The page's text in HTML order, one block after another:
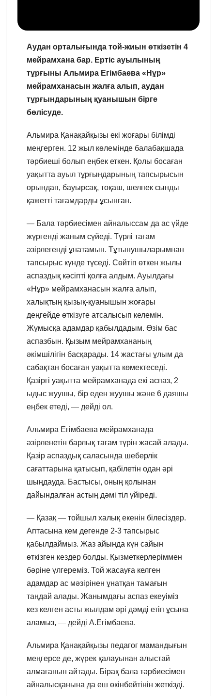
Аудан орталығында той-жиын өткізетін 4
мейрамхана бар. Ертіс ауылының
тұрғыны Альмира Егімбаева «Нұр»
мейрамханасын жалға алып, аудан
тұрғындарының қуанышын бірге
бөлісуде.
Альмира Қанақайқызы екі жоғары білімді
меңгерген. 12 жыл көлемінде балабақшада
тәрбиеші болып еңбек еткен. Қолы босаған
уақытта ауыл тұрғындарының тапсырысын
орындап, бауырсақ, тоқаш, шелпек сынды
қажетті тағамдарды ұсынған.
— Бала тәрбиесімен айналыссам да ас үйде
жүргенді жаным сүйеді. Түрлі тағам
әзірлегенді ұнатамын. Тұтынушыларымнан
тапсырыс күнде түседі. Сөйтіп өткен жылы
аспаздық кәсіпті қолға алдым. Ауылдағы
«Нұр» мейрамханасын жалға алып,
халықтың қызық-қуанышын жоғары
деңгейде өткізуге атсалысып келемін.
Жұмысқа адамдар қабылдадым. Өзім бас
аспазбын. Қызым мейрамхананың
әкімшілігін басқарады. 14 жастағы ұлым да
сабақтан босаған уақытта көмектеседі.
Қазіргі уақытта мейрамханада екі аспаз, 2
ыдыс жуушы, бір еден жуушы және 6 даяшы
еңбек етеді, — дейді ол.
Альмира Егімбаева мейрамханада
әзірленетін барлық тағам түрін жасай алады.
Қазір аспаздық саласында шеберлік
сағаттарына қатысып, қабілетін одан әрі
шыңдауда. Бастысы, оның қолынан
дайындалған астың дәмі тіл үйіреді.
— Қазақ — тойшыл халық екенін білесіздер.
Аптасына кем дегенде 2-3 тапсырыс
қабылдаймыз. Жаз айында күн сайын
өткізген кездер болды. Қызметкерлеріммен
бәріне үлгереміз. Той жасауға келген
адамдар ас мәзірінен ұнатқан тамағын
таңдай алады. Жанымдағы аспаз екеуіміз
кез келген асты жылдам әрі дәмді етіп ұсына
аламыз, — дейді А.Егімбаева.
Альмира Қанақайқызы педагог мамандығын
меңгерсе де, жүрек қалауынан алыстай
алмағанын айтады. Бірақ бала тәрбиесімен
айналысқанына да еш өкінбейтінін жеткізді.